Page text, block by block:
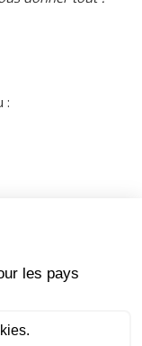
:
Église de
les